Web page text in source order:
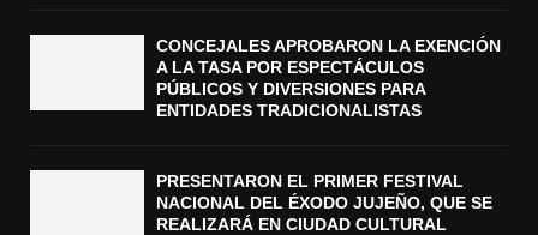
CONCEJALES APROBARON LA EXENCIÓN
A LA TASA POR ESPECTÁCULOS
PÚBLICOS Y DIVERSIONES PARA
ENTIDADES TRADICIONALISTAS
PRESENTARON EL PRIMER FESTIVAL
NACIONAL DEL ÉXODO JUJEÑO, QUE SE
REALIZARÁ EN CIUDAD CULTURAL